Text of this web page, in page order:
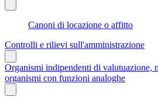
Canoni di locazione o affitto
Controlli e rilievi sull'amministrazione
Organismi indipendenti di valutuazione,
organismi con funzioni analoghe